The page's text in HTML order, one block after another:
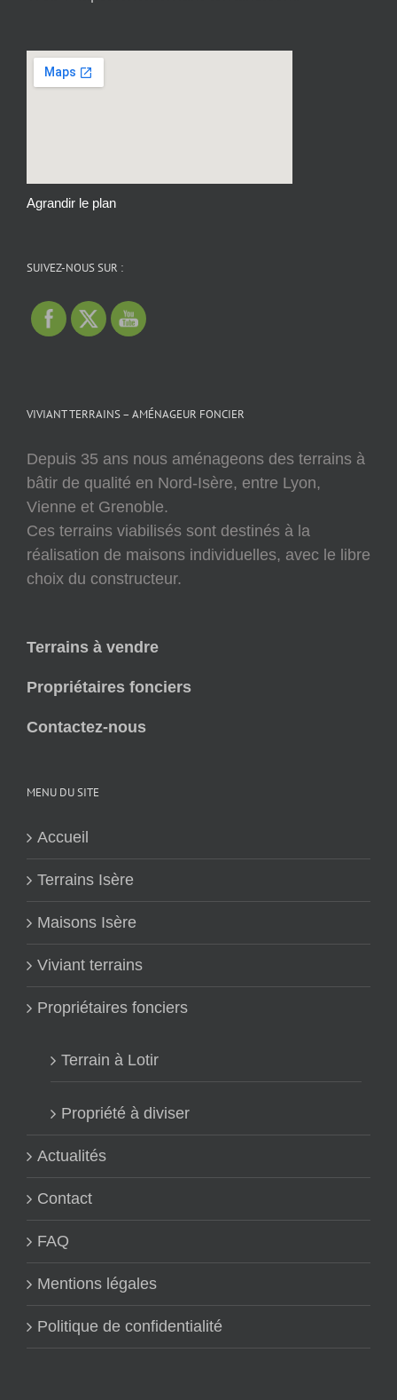
Agrandir le plan
SUIVEZ-NOUS SUR :
VIVIANT TERRAINS – AMÉNAGEUR FONCIER
Depuis 35 ans nous aménageons des terrains à
bâtir de qualité en Nord-Isère, entre Lyon,
Vienne et Grenoble.
Ces terrains viabilisés sont destinés à la
réalisation de maisons individuelles, avec le libre
choix du constructeur.
Terrains à vendre
Propriétaires fonciers
Contactez-nous
MENU DU SITE
Accueil
Terrains Isère
Maisons Isère
Viviant terrains
Propriétaires fonciers
Terrain à Lotir
Propriété à diviser
Actualités
Contact
FAQ
Mentions légales
Politique de confidentialité